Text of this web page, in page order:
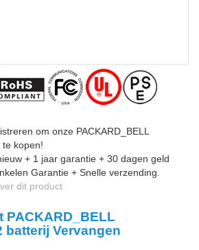
om onze PACKARD_BELL
kopen!
+ 1 jaar garantie + 30 dagen geld
Garantie + Snelle verzending.
dit product
PACKARD_BELL
batterij Vervangen